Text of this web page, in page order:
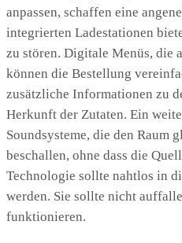
anpassen, schaffen eine
integrierten Ladestationen
zu stören. Digitale Menüs, die
können die Bestellung
zusätzliche Informationen zu
Herkunft der Zutaten. Ein
Soundsysteme, die den Raum
beschallen, ohne dass die
Technologie sollte nahtlos in
werden. Sie sollte nicht
funktionieren.